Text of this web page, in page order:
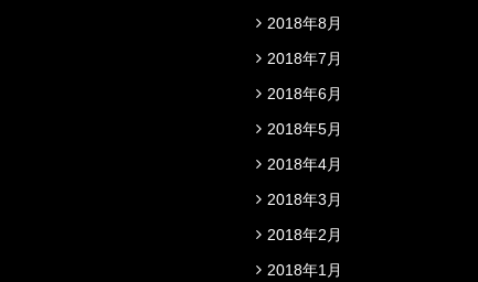
2018年8月
2018年7月
2018年6月
2018年5月
2018年4月
2018年3月
2018年2月
2018年1月